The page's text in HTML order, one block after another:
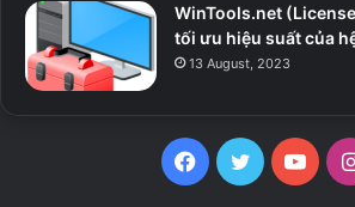
WinTools.net
tối ưu hiệu suất của
13 August, 2023
Facebook
Twitter